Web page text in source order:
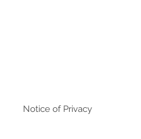
Notice of Privacy